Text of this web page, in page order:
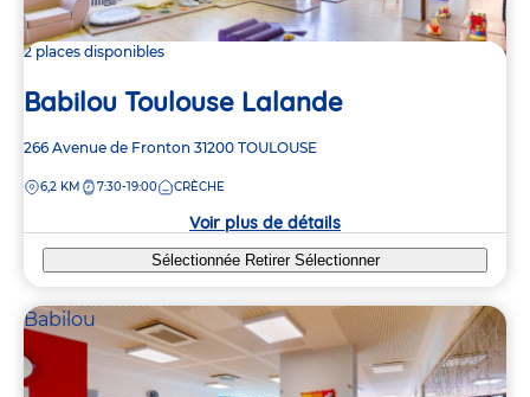
2 places disponibles
Babilou Toulouse Lalande
Adresse
la
266 Avenue de Fronton 31200 TOULOUSE
DISTANCE
6,2 KM 7:30-19:00 CRÈCHE
Voir plus de détails
Sélectionnée Retirer Sélectionner
Babilou